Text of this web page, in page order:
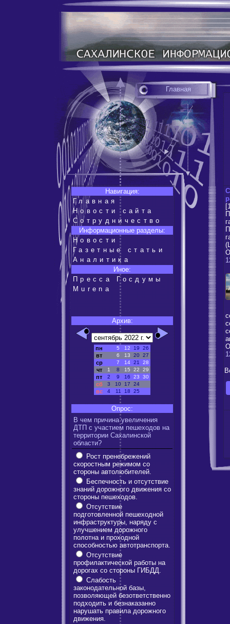
Главная
Навигация:
Главная
Новости сайта
Сотрудничество
Информационные разделы:
Новости
Газетные статьи
Аналитика
Иное:
Пресса Госдумы
Murena
Архив:
пн 5 12 19 26
вт 6 13 20 27
ср 7 14 21 28
чт 1 8 15 22 29
пт 2 9 16 23 30
сб 3 10 17 24
вс 4 11 18 25
Опрос:
В чем причина увеличения
ДТП с участием пешеходов на
территории Сахалинской
области?
Рост пренебрежений
скоростным режимом со
стороны автолюбителей.
Беспечность и отсутствие
знаний дорожного движения со
стороны пешеходов.
Отсутствие
подготовленной пешеходной
инфраструктуры, наряду с
улучшением дорожного
полотна и проходной
способностью автотранспорта.
Отсутствие
профилактической работы на
дорогах со стороны ГИБДД.
Слабость
законодательной базы,
позволяющей безответственно
подходить и безнаказанно
нарушать правила дорожного
движения.